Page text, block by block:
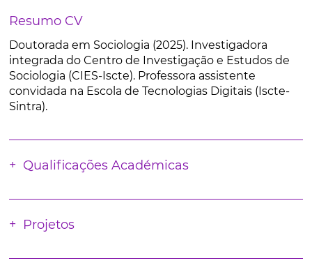
Resumo CV
Doutorada em Sociologia (2025). Investigadora
integrada do Centro de Investigação e Estudos de
Sociologia (CIES-Iscte). Professora assistente
convidada na Escola de Tecnologias Digitais (Iscte-
Sintra).
Qualificações Académicas
Projetos